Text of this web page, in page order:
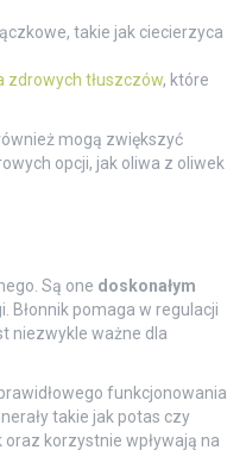
takie jak ciecierzyca
zdrowych tłuszczów, które
mogą zwiększyć
opcji, jak oliwa z oliwek
Są one doskonałym
Błonnik pomaga w regulacji
niezwykle ważne dla
funkcjonowania
takie jak potas czy
korzystnie wpływają na